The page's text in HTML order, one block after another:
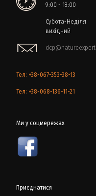
9:00 - 18:00
Субота-Неділя
вихідний
Тел: +38-067-353-38-13
Тел: +38-068-136-11-21
Ми у соцмережах
Приєднатися